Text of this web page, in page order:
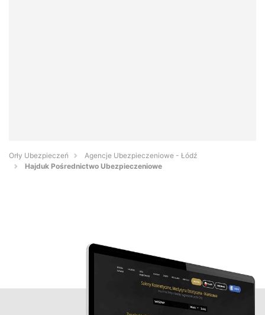
Orły Ubezpieczeń
Agencje Ubezpieczeniowe - Łódź
Hajduk Pośrednictwo Ubezpieczeniowe